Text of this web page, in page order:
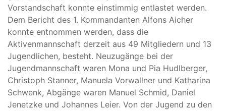
Vorstandschaft konnte einstimmig entlastet werden.
Dem Bericht des 1. Kommandanten Alfons Aicher
konnte entnommen werden, dass die
Aktivenmannschaft derzeit aus 49 Mitgliedern und 13
Jugendlichen, besteht. Neuzugänge bei der
Jugendmannschaft waren Mona und Pia Hudlberger,
Christoph Stanner, Manuela Vorwallner und Katharina
Schwenk, Abgänge waren Manuel Schmid, Daniel
Jenetzke und Johannes Leier. Von der Jugend zu den